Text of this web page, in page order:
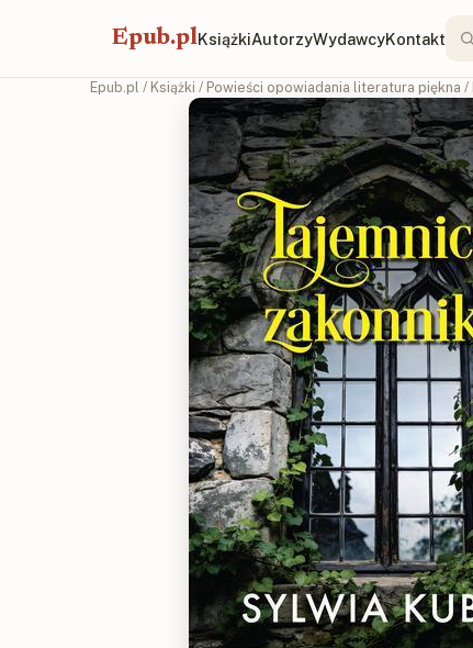
Epub.plKsiążkiAutorzyWydawcyKontakt
Epub.pl / Książki / Powieści opowiadania literatura piękna /